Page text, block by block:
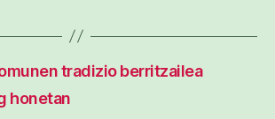
tradizio berritzailea
honetan